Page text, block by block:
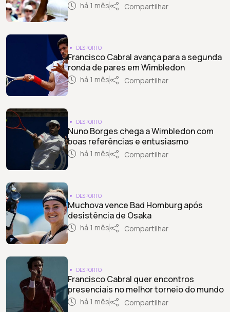
há 1 mês Compartilhar
DESPORTO
Francisco Cabral avança para a segunda
ronda de pares em Wimbledon
há 1 mês Compartilhar
DESPORTO
Nuno Borges chega a Wimbledon com
boas referências e entusiasmo
há 1 mês Compartilhar
DESPORTO
Muchova vence Bad Homburg após
desistência de Osaka
há 1 mês Compartilhar
DESPORTO
Francisco Cabral quer encontros
presenciais no melhor torneio do mundo
há 1 mês Compartilhar